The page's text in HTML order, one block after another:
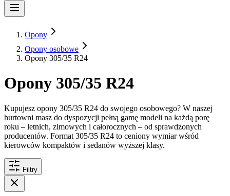
Opony
Opony osobowe
Opony 305/35 R24
Opony 305/35 R24
Kupujesz opony 305/35 R24 do swojego osobowego? W naszej
hurtowni masz do dyspozycji pełną gamę modeli na każdą porę
roku – letnich, zimowych i całorocznych – od sprawdzonych
producentów. Format 305/35 R24 to ceniony wymiar wśród
kierowców kompaktów i sedanów wyższej klasy.
Filtry